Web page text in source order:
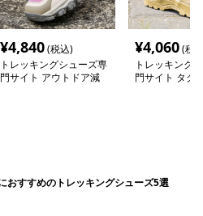
¥4,840(税込)
トレッキングシューズ専
門サイト アウトドア減
¥4,060(税
トレッキング
門サイト タク
おすすめのトレッキングシューズ5選